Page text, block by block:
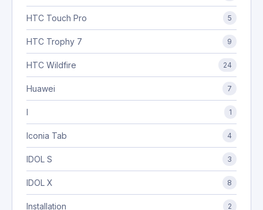
HTC Touch Pro 5
HTC Trophy 7 9
HTC Wildfire 24
Huawei 7
I 1
Iconia Tab 4
IDOL S 3
IDOL X 8
Installation 2